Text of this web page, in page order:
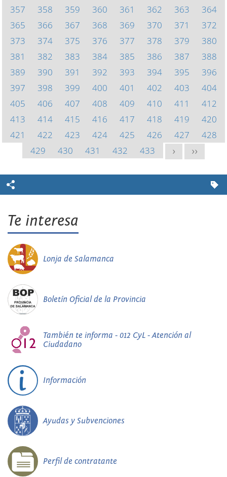
357
358 359 360 361 362 363
364
365
366 367 368 369 370 371
372
373
374 375 376 377 378 379
380
381
382 383 384 385 386 387
388
389
390 391 392 393 394 395
396
397
398 399 400 401 402 403
404
405
406 407 408 409 410 411
412
413
414 415 416 417 418 419
420
421
422 423 424 425 426 427
428
429
430 431 432 433 > >>
Te interesa
Lonja de Salamanca
Boletín Oficial de la Provincia
También te informa - 012 CyL - Atención al
Ciudadano
Información
Ayudas y Subvenciones
Perfil de contratante